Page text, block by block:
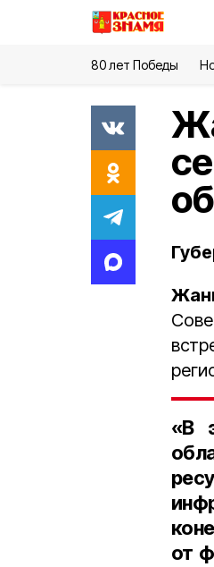
80 лет Победы
«В
от